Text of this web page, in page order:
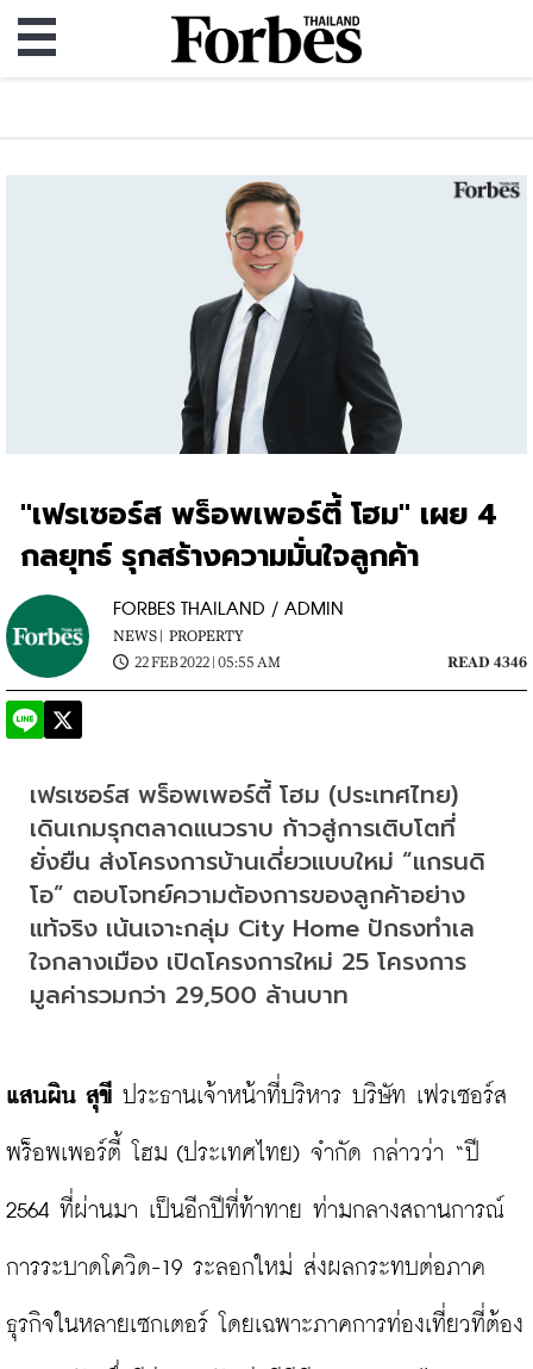
"เฟรเซอร์ส พร็อพเพอร์ตี้ โฮม" เผย 4
กลยุทธ์ รุกสร้างความมั่นใจลูกค้า
FORBES THAILAND / ADMIN
NEWS | PROPERTY
22 FEB 2022 | 05:55 AM
READ 4346
เฟรเซอร์ส พร็อพเพอร์ตี้ โฮม (ประเทศไทย)
เดินเกมรุกตลาดแนวราบ ก้าวสู่การเติบโตที่
ยั่งยืน ส่งโครงการบ้านเดี่ยวแบบใหม่ “แกรนดิ
โอ” ตอบโจทย์ความต้องการของลูกค้าอย่าง
แท้จริง เน้นเจาะกลุ่ม City Home ปักธงทำเล
ใจกลางเมือง เปิดโครงการใหม่ 25 โครงการ
มูลค่ารวมกว่า 29,500 ล้านบาท
แสนผิน สุขี ประธานเจ้าหน้าที่บริหาร บริษัท เฟรเซอร์ส
พร็อพเพอร์ตี้ โฮม (ประเทศไทย) จำกัด กล่าวว่า “ปี
2564 ที่ผ่านมา เป็นอีกปีที่ท้าทาย ท่ามกลางสถานการณ์
การระบาดโควิด-19 ระลอกใหม่ ส่งผลกระทบต่อภาค
ธุรกิจในหลายเซกเตอร์ โดยเฉพาะภาคการท่องเที่ยวที่ต้อง